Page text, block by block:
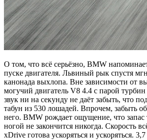
О том, что всё серьёзно, BMW
пуске двигателя. Львиный рык спустя
канонада выхлопа. Вне зависимости от
могучий двигатель V8 4.4 с парой
звук ни на секунду не даёт забыть, что
табун из 530 лошадей. Впрочем, забыть
него. BMW рождает ощущение, что запас
ногой не закончится никогда. Скорость
xDrive готова ускоряться и ускоряться.